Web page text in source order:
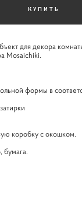
КУПИТЬ
для декора
Mosaichiki.
формы в
коробку с окошком.
бумага.